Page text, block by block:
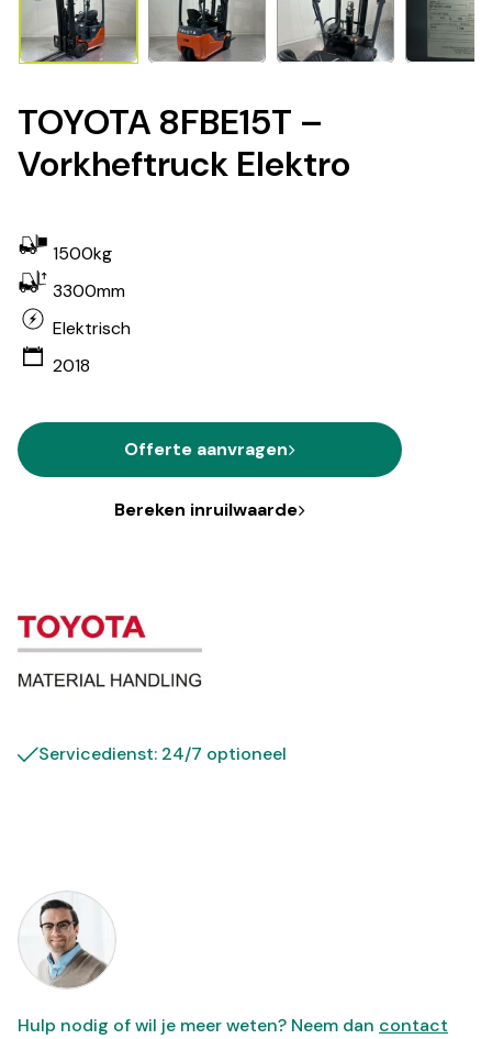
TOYOTA 8FBE15T –
Vorkheftruck Elektro
1500kg
3300mm
Elektrisch
2018
Offerte aanvragen
Bereken inruilwaarde
Servicedienst: 24/7 optioneel
Hulp nodig of wil je meer weten? Neem dan contact